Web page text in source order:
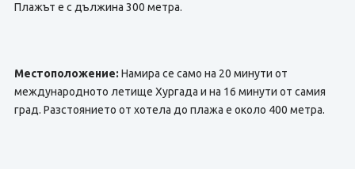
Плажът е с дължина 300 метра.
Местоположение: Намира се само на 20 минути от
международното летище Хургада и на 16 минути от самия
град. Разстоянието от хотела до плажа е около 400 метра.